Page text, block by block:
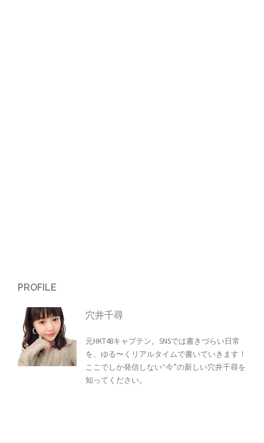
PROFILE
穴井千尋
元HKT48キャプテン。SNSでは書きづらい日常
を、ゆる〜くリアルタイムで書いていきます！
ここでしか発信しない“今”の新しい穴井千尋を
知ってください。